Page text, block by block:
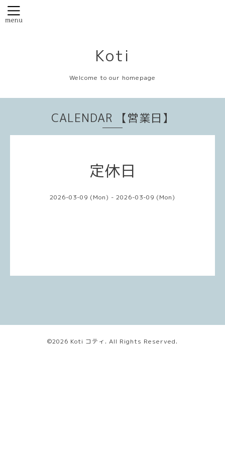
Koti
Welcome to our homepage
CALENDAR 【営業日】
定休日
2026-03-09 (Mon) - 2026-03-09 (Mon)
©2026 Koti コティ . All Rights Reserved.